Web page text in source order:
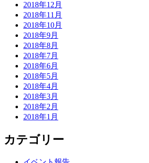
2018年12月
2018年11月
2018年10月
2018年9月
2018年8月
2018年7月
2018年6月
2018年5月
2018年4月
2018年3月
2018年2月
2018年1月
カテゴリー